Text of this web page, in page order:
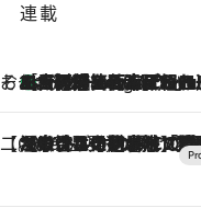
連載
そおだよおこの関西おいしい、おやつ紀行3 Hours Ago
［大阪府箕面市］一皿一皿目の前で仕上げられる、料理を巧みに組み込んだアシェットデセールコース「ミチル アシェット デセール（Michiru assiette dessert）」
【CREA×星野リゾート】唯一無二。癒しと発見が待
2026.8.7
【トンボの足水浴】ヒノキの香りに包まれて涼感マックス！約13℃の湧水かけ流しを避暑地「星野温泉 トンボ